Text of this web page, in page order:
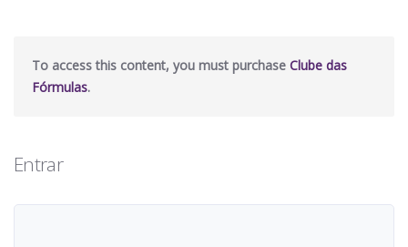
To access this content, you must purchase Clube das
Fórmulas.
Entrar